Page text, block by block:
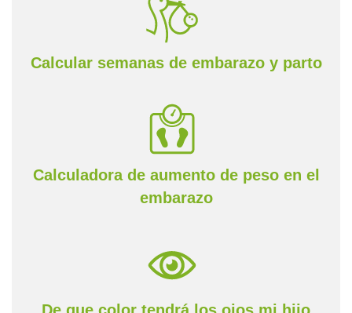
Calcular semanas de embarazo y parto
Calculadora de aumento de peso en el
embarazo